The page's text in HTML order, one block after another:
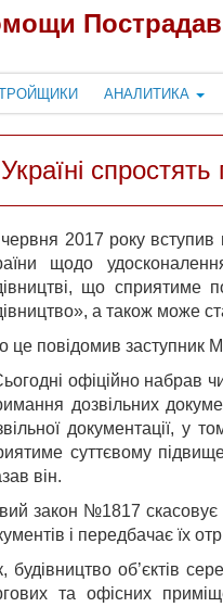
АНАЛИТИКА
2017 року
щодо
що сприятиме
а також може
це повідомив заступник
офіційно набрав
дозвільних
документації, у
суттєвому
він.
закон №1817 скасовує
і передбачає їх
будівництво об’єктів
та офісних